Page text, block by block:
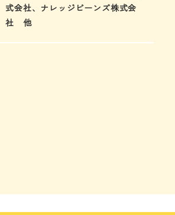
式会社、ナレッジビーンズ株式会
社 他